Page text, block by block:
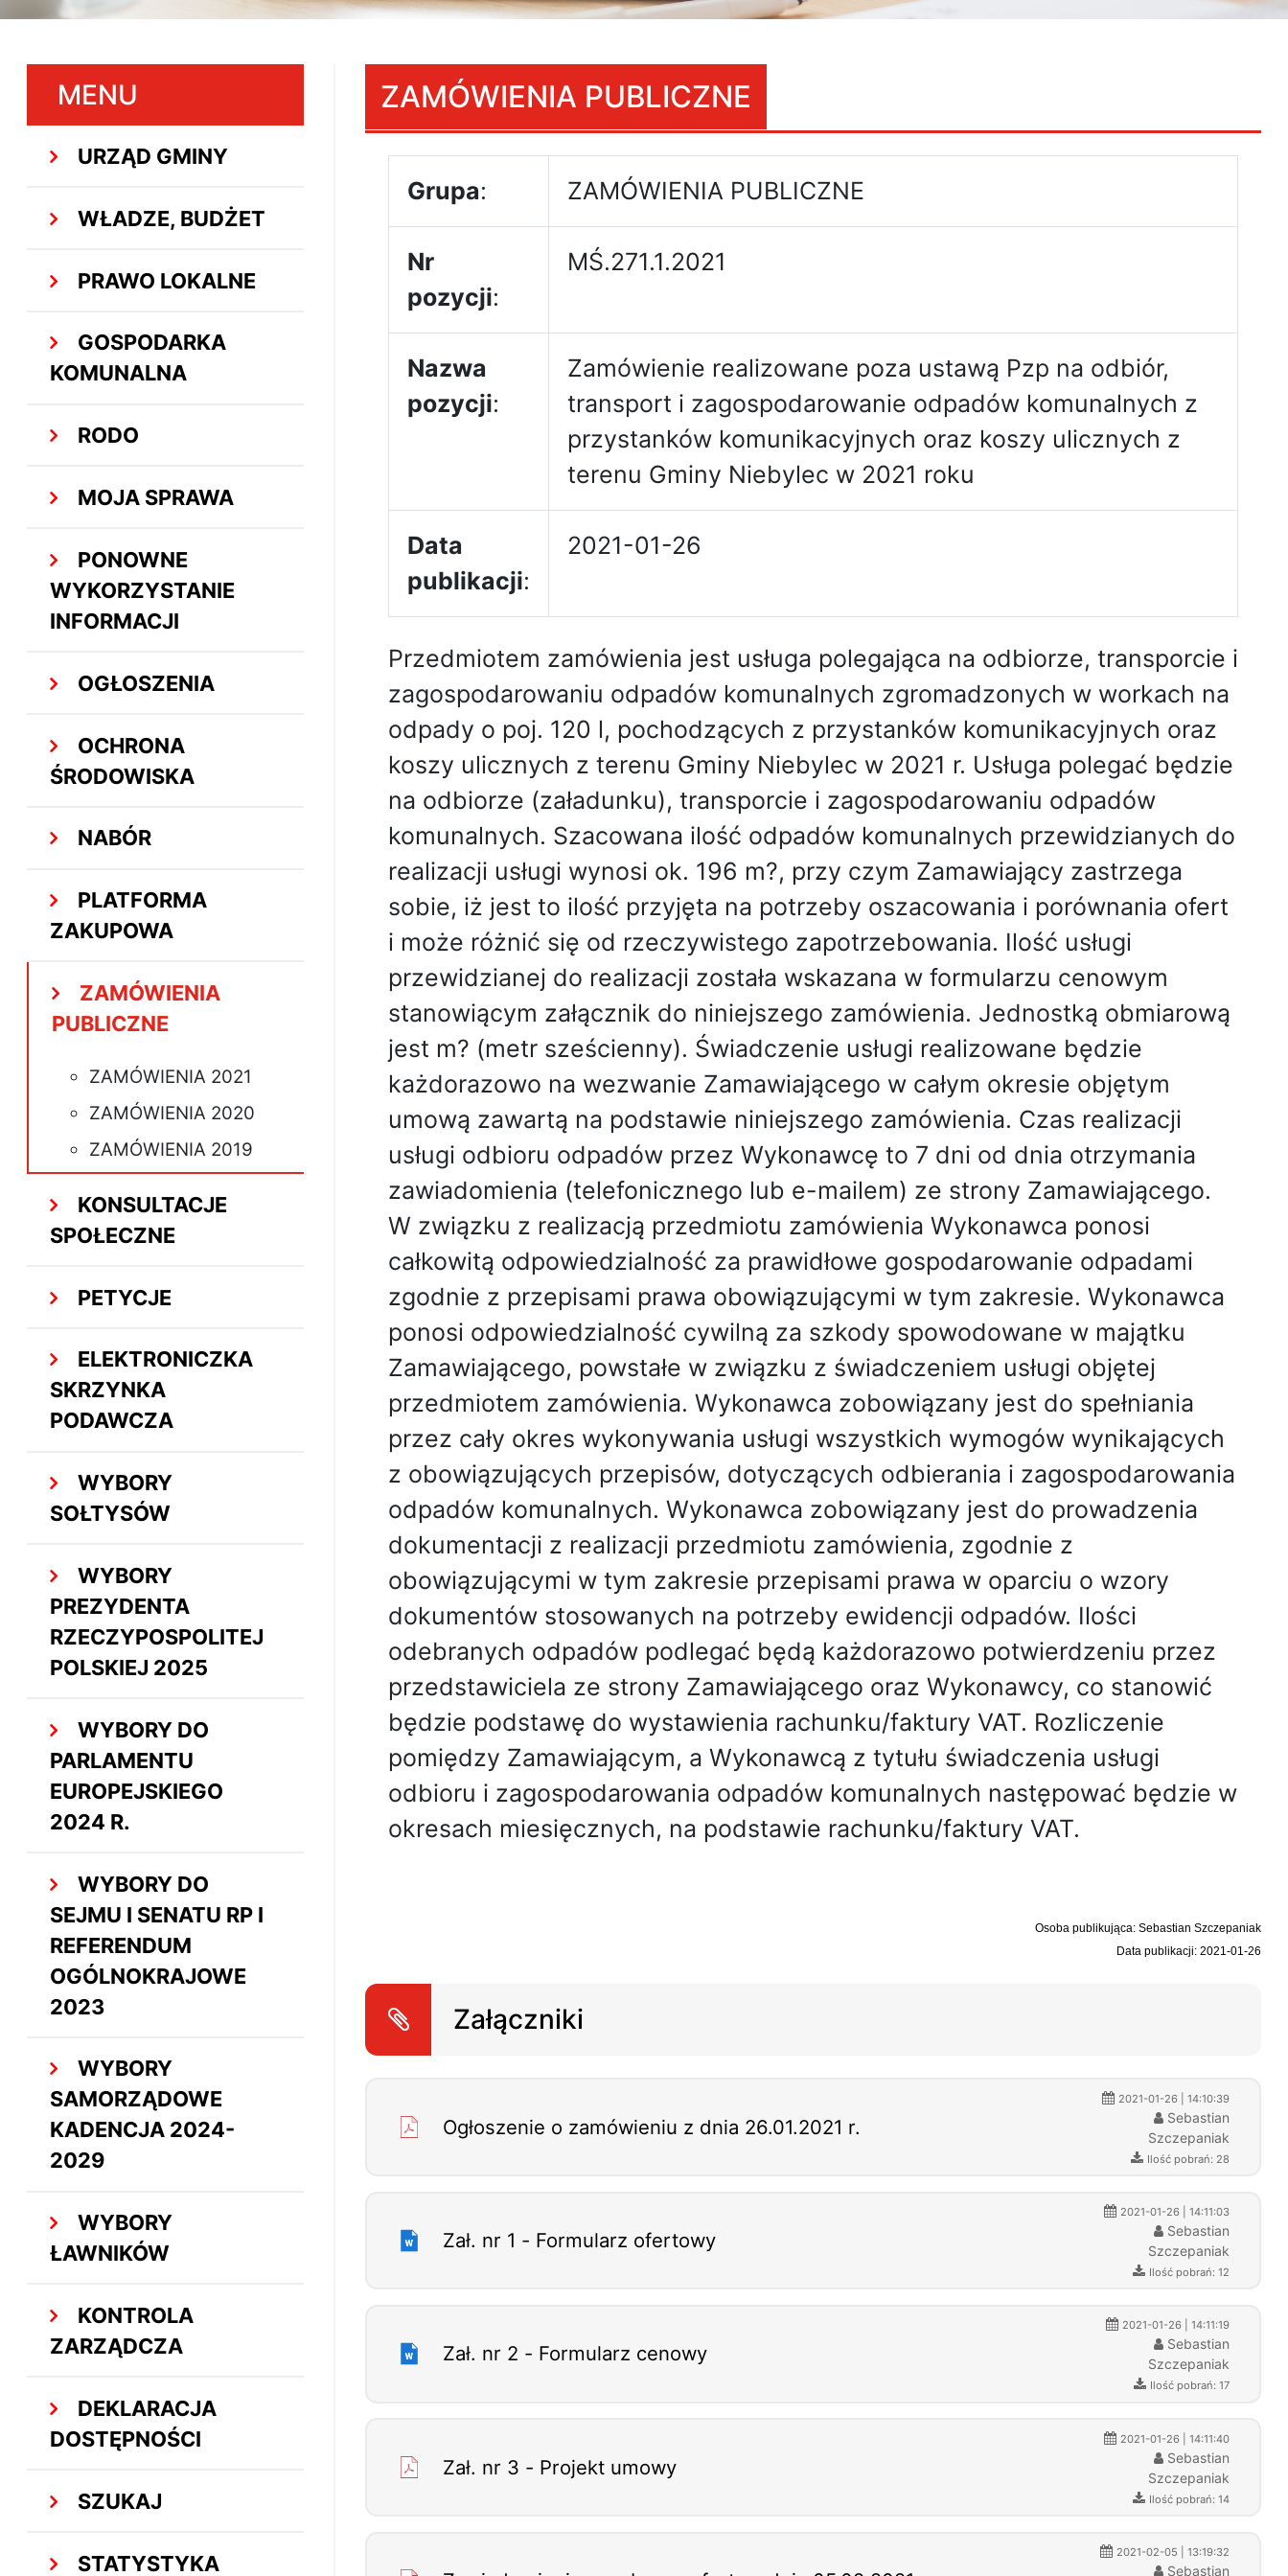
MENU
URZĄD GMINY
WŁADZE, BUDŻET
PRAWO LOKALNE
GOSPODARKA
KOMUNALNA
RODO
MOJA SPRAWA
PONOWNE
WYKORZYSTANIE
INFORMACJI
OGŁOSZENIA
OCHRONA
ŚRODOWISKA
NABÓR
PLATFORMA
ZAKUPOWA
ZAMÓWIENIA
PUBLICZNE
ZAMÓWIENIA 2021
ZAMÓWIENIA 2020
ZAMÓWIENIA 2019
KONSULTACJE
SPOŁECZNE
PETYCJE
ELEKTRONICZKA
SKRZYNKA
PODAWCZA
WYBORY
SOŁTYSÓW
WYBORY
PREZYDENTA
RZECZYPOSPOLITEJ
POLSKIEJ 2025
WYBORY DO
PARLAMENTU
EUROPEJSKIEGO
2024 R.
WYBORY DO
SEJMU I SENATU RP I
REFERENDUM
OGÓLNOKRAJOWE
2023
WYBORY
SAMORZĄDOWE
KADENCJA 2024-
2029
WYBORY
ŁAWNIKÓW
KONTROLA
ZARZĄDCZA
DEKLARACJA
DOSTĘPNOŚCI
SZUKAJ
STATYSTYKA
ZAMÓWIENIA PUBLICZNE
Grupa: ZAMÓWIENIA PUBLICZNE
Nr
pozycji:
MŚ.271.1.2021
Nazwa
pozycji:
Zamówienie realizowane poza ustawą Pzp na odbiór,
transport i zagospodarowanie odpadów komunalnych z
przystanków komunikacyjnych oraz koszy ulicznych z
terenu Gminy Niebylec w 2021 roku
Data
publikacji:
2021-01-26
Przedmiotem zamówienia jest usługa polegająca na odbiorze, transporcie i
zagospodarowaniu odpadów komunalnych zgromadzonych w workach na
odpady o poj. 120 l, pochodzących z przystanków komunikacyjnych oraz
koszy ulicznych z terenu Gminy Niebylec w 2021 r. Usługa polegać będzie
na odbiorze (załadunku), transporcie i zagospodarowaniu odpadów
komunalnych. Szacowana ilość odpadów komunalnych przewidzianych do
realizacji usługi wynosi ok. 196 m?, przy czym Zamawiający zastrzega
sobie, iż jest to ilość przyjęta na potrzeby oszacowania i porównania ofert
i może różnić się od rzeczywistego zapotrzebowania. Ilość usługi
przewidzianej do realizacji została wskazana w formularzu cenowym
stanowiącym załącznik do niniejszego zamówienia. Jednostką obmiarową
jest m? (metr sześcienny). Świadczenie usługi realizowane będzie
każdorazowo na wezwanie Zamawiającego w całym okresie objętym
umową zawartą na podstawie niniejszego zamówienia. Czas realizacji
usługi odbioru odpadów przez Wykonawcę to 7 dni od dnia otrzymania
zawiadomienia (telefonicznego lub e-mailem) ze strony Zamawiającego.
W związku z realizacją przedmiotu zamówienia Wykonawca ponosi
całkowitą odpowiedzialność za prawidłowe gospodarowanie odpadami
zgodnie z przepisami prawa obowiązującymi w tym zakresie. Wykonawca
ponosi odpowiedzialność cywilną za szkody spowodowane w majątku
Zamawiającego, powstałe w związku z świadczeniem usługi objętej
przedmiotem zamówienia. Wykonawca zobowiązany jest do spełniania
przez cały okres wykonywania usługi wszystkich wymogów wynikających
z obowiązujących przepisów, dotyczących odbierania i zagospodarowania
odpadów komunalnych. Wykonawca zobowiązany jest do prowadzenia
dokumentacji z realizacji przedmiotu zamówienia, zgodnie z
obowiązującymi w tym zakresie przepisami prawa w oparciu o wzory
dokumentów stosowanych na potrzeby ewidencji odpadów. Ilości
odebranych odpadów podlegać będą każdorazowo potwierdzeniu przez
przedstawiciela ze strony Zamawiającego oraz Wykonawcy, co stanowić
będzie podstawę do wystawienia rachunku/faktury VAT. Rozliczenie
pomiędzy Zamawiającym, a Wykonawcą z tytułu świadczenia usługi
odbioru i zagospodarowania odpadów komunalnych następować będzie w
okresach miesięcznych, na podstawie rachunku/faktury VAT.
Osoba publikująca: Sebastian Szczepaniak
Data publikacji: 2021-01-26
Załączniki
Ogłoszenie o zamówieniu z dnia 26.01.2021 r.
2021-01-26 | 14:10:39
Sebastian
Szczepaniak
Ilość pobrań: 28
Zał. nr 1 - Formularz ofertowy
2021-01-26 | 14:11:03
Sebastian
Szczepaniak
Ilość pobrań: 12
Zał. nr 2 - Formularz cenowy
2021-01-26 | 14:11:19
Sebastian
Szczepaniak
Ilość pobrań: 17
Zał. nr 3 - Projekt umowy
2021-01-26 | 14:11:40
Sebastian
Szczepaniak
Ilość pobrań: 14
2021-02-05 | 13:19:32
Sebastian